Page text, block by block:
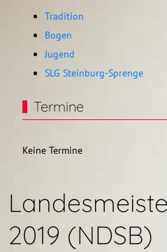
Tradition
Bogen
Jugend
SLG Steinburg-Sprenge
Termine
Keine Termine
2019 (NDSB)